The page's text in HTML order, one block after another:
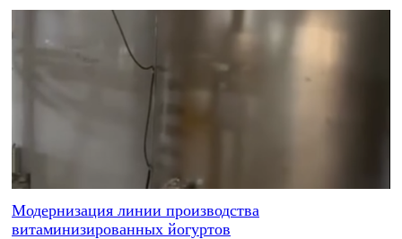
Модернизация линии производства
витаминизированных йогуртов